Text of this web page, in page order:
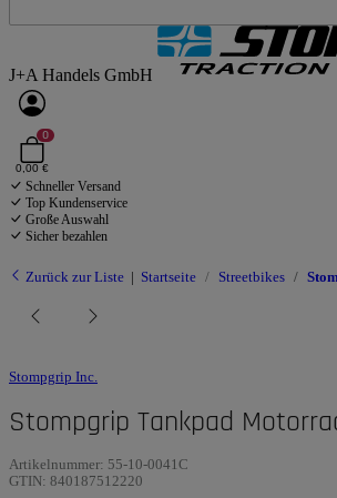
J+A Handels GmbH
0
0,00 €
Schneller Versand
Top Kundenservice
Große Auswahl
Sicher bezahlen
Zurück zur Liste Startseite Streetbikes
Stompgrip Inc.
Stompgrip Tankpad
Artikelnummer: 55-10-0041C
GTIN: 840187512220